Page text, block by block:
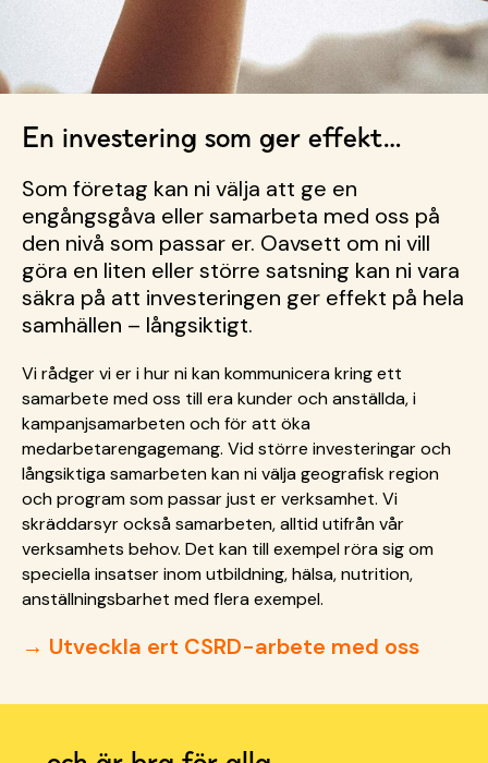
En investering som ger effekt…
Som företag kan ni välja att ge en
engångsgåva eller samarbeta med oss på
den nivå som passar er. Oavsett om ni vill
göra en liten eller större satsning kan ni vara
säkra på att investeringen ger effekt på hela
samhällen – långsiktigt.
Vi rådger vi er i hur ni kan kommunicera kring ett
samarbete med oss till era kunder och anställda, i
kampanjsamarbeten och för att öka
medarbetarengagemang. Vid större investeringar och
långsiktiga samarbeten kan ni välja geografisk region
och program som passar just er verksamhet. Vi
skräddarsyr också samarbeten, alltid utifrån vår
verksamhets behov. Det kan till exempel röra sig om
speciella insatser inom utbildning, hälsa, nutrition,
anställningsbarhet med flera exempel.
→ Utveckla ert CSRD-arbete med oss